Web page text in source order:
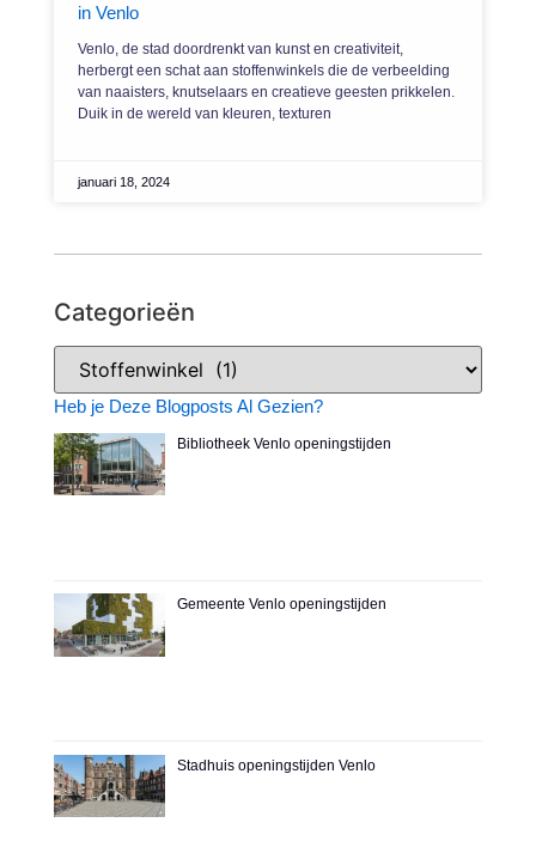
Categorieën
Heb je Deze Blogposts Al Gezien?
Bibliotheek Venlo openingstijden
Gemeente Venlo openingstijden
Stadhuis openingstijden Venlo
in Venlo
Venlo, de stad doordrenkt van kunst en creativiteit,
herbergt een schat aan stoffenwinkels die de verbeelding
van naaisters, knutselaars en creatieve geesten prikkelen.
Duik in de wereld van kleuren, texturen
januari 18, 2024